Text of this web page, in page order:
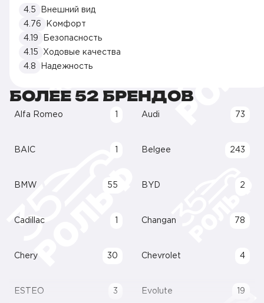
4.5
Внешний вид
4.76
Комфорт
4.19
Безопасность
4.15
Ходовые качества
4.8
Надежность
БОЛЕЕ 52 БРЕНДОВ
Alfa Romeo Audi 73
BAIC Belgee 243
BMW 55 BYD 2
Cadillac Changan 78
Chery 30 Chevrolet 4
ESTEO 3 Evolute 19